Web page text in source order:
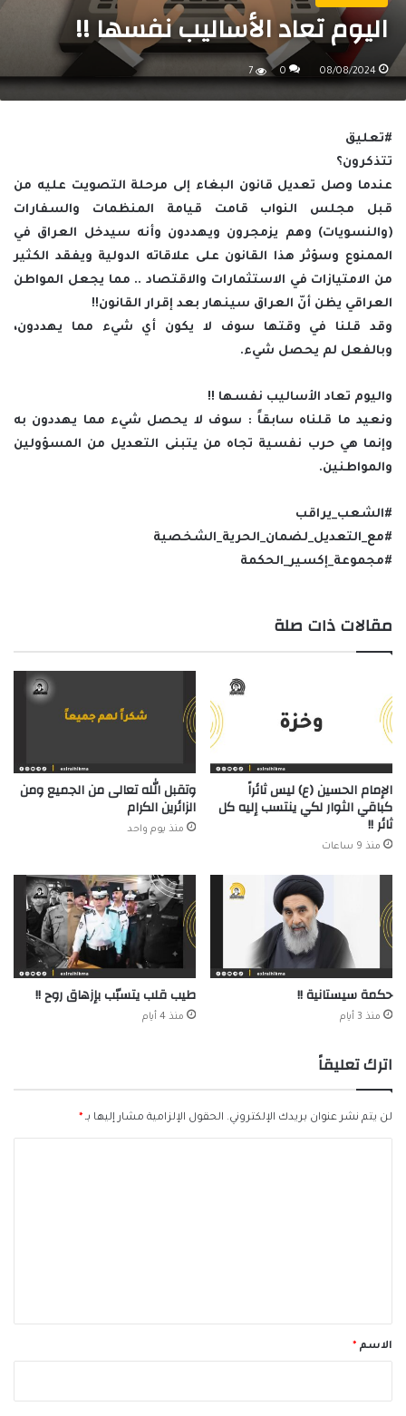
اليوم تعاد الأساليب نفسها !!
08/08/2024
0
7
#تعليق
تتذكرون؟
عندما وصل تعديل قانون البغاء إلى مرحلة التصويت عليه من
قبل مجلس النواب قامت قيامة المنظمات والسفارات
(والنسويات) وهم يزمجرون ويهددون وأنه سيدخل العراق في
الممنوع وسؤثر هذا القانون على علاقاته الدولية ويفقد الكثير
من الامتيازات في الاستثمارات والاقتصاد .. مما يجعل المواطن
العراقي يظن أنّ العراق سينهار بعد إقرار القانون!!
وقد قلنا في وقتها سوف لا يكون أي شيء مما يهددون،
وبالفعل لم يحصل شيء.
واليوم تعاد الأساليب نفسها !!
ونعيد ما قلناه سابقاً : سوف لا يحصل شيء مما يهددون به
وإنما هي حرب نفسية تجاه من يتبنى التعديل من المسؤولين
والمواطنين.
#الشعب_يراقب
#مع_التعديل_لضمان_الحرية_الشخصية
#مجموعة_إكسير_الحكمة
مقالات ذات صلة
الإمام الحسين (ع) ليس ثائراً
كباقي الثوار لكي ينتسب إليه كل
ثائر !!
منذ 9 ساعات
وتقبل الله تعالى من الجميع ومن
الزائرين الكرام
منذ يوم واحد
حكمة سيستانية !!
منذ 3 أيام
طيب قلب يتسبّب بإزهاق روح !!
منذ 4 أيام
اترك تعليقاً
لن يتم نشر عنوان بريدك الإلكتروني. الحقول الإلزامية مشار إليها بـ *
*الاسم *